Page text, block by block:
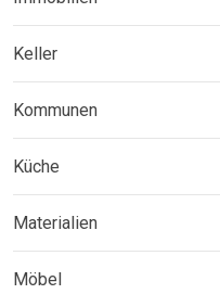
Keller
Kommunen
Küche
Materialien
Möbel